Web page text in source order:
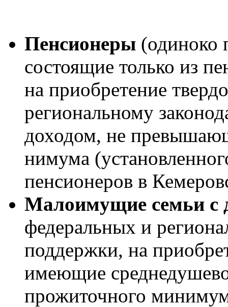
Пенсионеры (одиноко
состоящие только из
на приобретение
региональному
доходом, не
нимума
пенсионеров в
Малоимущие семьи с
федеральных и
поддержки, на
имеющие
прожиточного